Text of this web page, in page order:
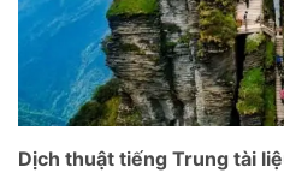
Dịch thuật tiếng Trung tài